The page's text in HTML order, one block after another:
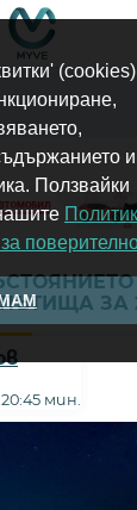
и
Ползвайки
ЗА
мин.